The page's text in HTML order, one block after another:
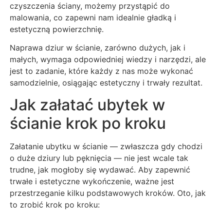
czyszczenia ściany, możemy przystąpić do
malowania, co zapewni nam idealnie gładką i
estetyczną powierzchnię.
Naprawa dziur w ścianie, zarówno dużych, jak i
małych, wymaga odpowiedniej wiedzy i narzędzi, ale
jest to zadanie, które każdy z nas może wykonać
samodzielnie, osiągając estetyczny i trwały rezultat.
Jak załatać ubytek w
ścianie krok po kroku
Załatanie ubytku w ścianie — zwłaszcza gdy chodzi
o duże dziury lub pęknięcia — nie jest wcale tak
trudne, jak mogłoby się wydawać. Aby zapewnić
trwałe i estetyczne wykończenie, ważne jest
przestrzeganie kilku podstawowych kroków. Oto, jak
to zrobić krok po kroku: